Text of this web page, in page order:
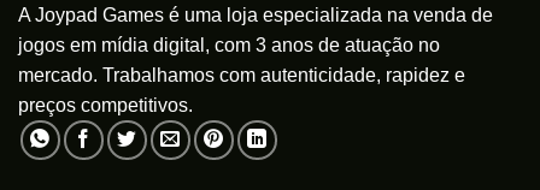
A Joypad Games é uma loja especializada na venda de
jogos em mídia digital, com 3 anos de atuação no
mercado. Trabalhamos com autenticidade, rapidez e
preços competitivos.